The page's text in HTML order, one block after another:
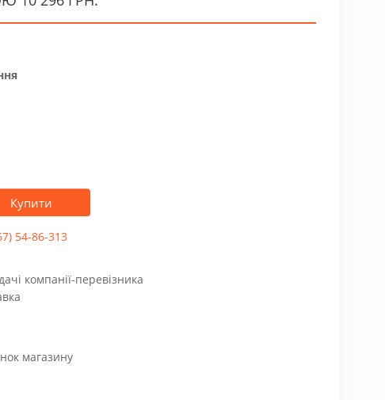
Купити
54-86-313
компанії-перевізника
магазину